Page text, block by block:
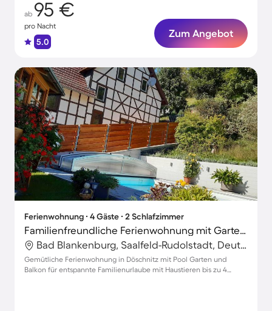
ab 95 €
pro Nacht
5.0
Zum Angebot
Ferienwohnung ∙ 4 Gäste ∙ 2 Schlafzimmer
Familienfreundliche Ferienwohnung mit Garten, Grill und Pool | Poolblick | Haustiere sind willkommen
Bad Blankenburg, Saalfeld-Rudolstadt, Deutschland
Gemütliche Ferienwohnung in Döschnitz mit Pool Garten und
Balkon für entspannte Familienurlaube mit Haustieren bis zu 4